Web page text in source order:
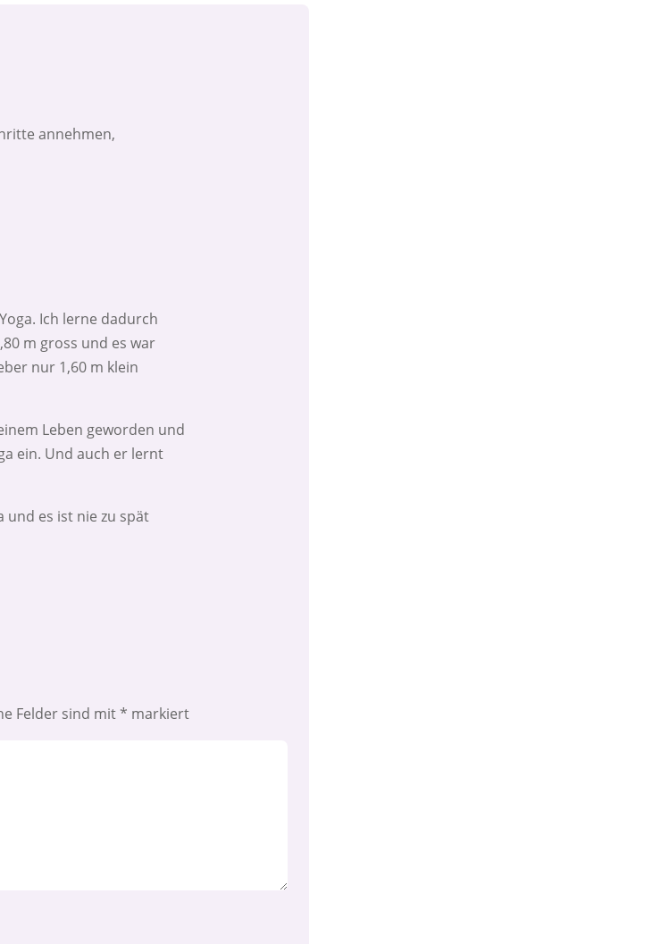
annehmen,
Ich lerne dadurch
m gross und es war
nur 1,60 m klein
Leben geworden und
ein. Und auch er lernt
und es ist nie zu spät
Felder sind mit* markiert